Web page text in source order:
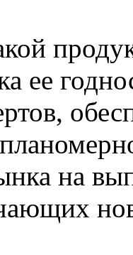
ее
на